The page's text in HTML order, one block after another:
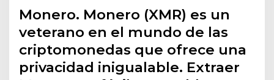
Monero. Monero (XMR) es un
veterano en el mundo de las
criptomonedas que ofrece una
privacidad inigualable. Extraer